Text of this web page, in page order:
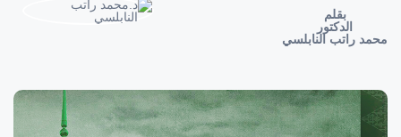
بقلم
الدكتور
محمد راتب النابلسي